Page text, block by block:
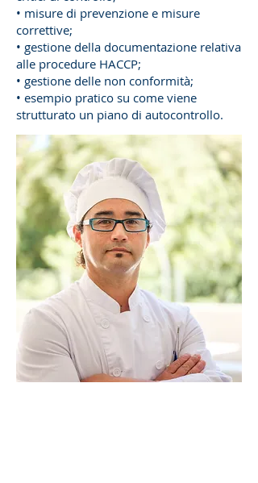
• misure di prevenzione e misure
correttive;
• gestione della documentazione relativa
alle procedure HACCP;
• gestione delle non conformità;
• esempio pratico su come viene
strutturato un piano di autocontrollo.